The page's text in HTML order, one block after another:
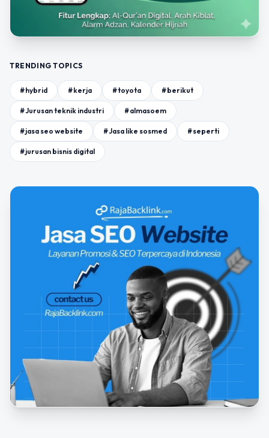
TRENDING TOPICS
#hybrid #kerja #toyota #berikut
#Jurusan teknik industri #almasoem
#jasa seo website #Jasa like sosmed #seperti
#jurusan bisnis digital